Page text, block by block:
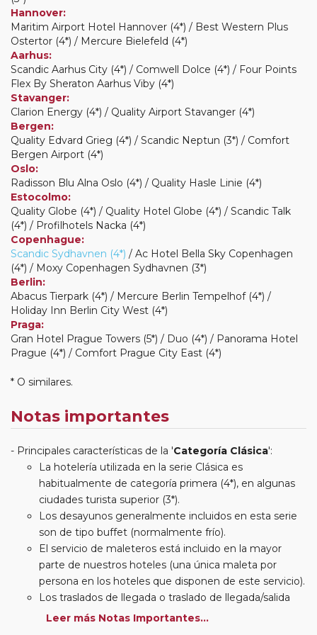
Hannover:
Maritim Airport Hotel Hannover (4*) / Best Western Plus
Ostertor (4*) / Mercure Bielefeld (4*)
Aarhus:
Scandic Aarhus City (4*) / Comwell Dolce (4*) / Four Points
Flex By Sheraton Aarhus Viby (4*)
Stavanger:
Clarion Energy (4*) / Quality Airport Stavanger (4*)
Bergen:
Quality Edvard Grieg (4*) / Scandic Neptun (3*) / Comfort
Bergen Airport (4*)
Oslo:
Radisson Blu Alna Oslo (4*) / Quality Hasle Linie (4*)
Estocolmo:
Quality Globe (4*) / Quality Hotel Globe (4*) / Scandic Talk
(4*) / Profilhotels Nacka (4*)
Copenhague:
Scandic Sydhavnen (4*) / Ac Hotel Bella Sky Copenhagen
(4*) / Moxy Copenhagen Sydhavnen (3*)
Berlin:
Abacus Tierpark (4*) / Mercure Berlin Tempelhof (4*) /
Holiday Inn Berlin City West (4*)
Praga:
Gran Hotel Prague Towers (5*) / Duo (4*) / Panorama Hotel
Prague (4*) / Comfort Prague City East (4*)
* O similares.
Notas importantes
Principales características de la 'Categoría Clásica':
La hotelería utilizada en la serie Clásica es
habitualmente de categoría primera (4*), en algunas
ciudades turista superior (3*).
Los desayunos generalmente incluidos en esta serie
son de tipo buffet (normalmente frío).
El servicio de maleteros está incluido en la mayor
parte de nuestros hoteles (una única maleta por
persona en los hoteles que disponen de este servicio).
Los traslados de llegada o traslado de llegada/salida
estarán incluidos según itinerario.
Leer más Notas Importantes...